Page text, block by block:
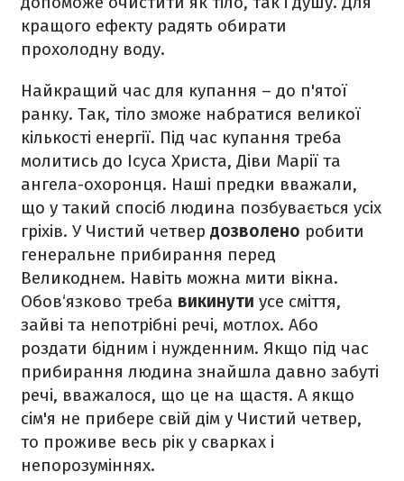
кращого ефекту радять обирати
прохолодну воду.
Найкращий час для купання – до п'ятої
ранку. Так, тіло зможе набратися великої
кількості енергії. Під час купання треба
молитись до Ісуса Христа, Діви Марії та
ангела-охоронця. Наші предки вважали,
що у такий спосіб людина позбувається усіх
гріхів. У Чистий четвер дозволено робити
генеральне прибирання перед
Великоднем. Навіть можна мити вікна.
Обов‘язково треба викинути усе сміття,
зайві та непотрібні речі, мотлох. Або
роздати бідним і нужденним. Якщо під час
прибирання людина знайшла давно забуті
речі, вважалося, що це на щастя. А якщо
сім'я не прибере свій дім у Чистий четвер,
то проживе весь рік у сварках і
непорозуміннях.